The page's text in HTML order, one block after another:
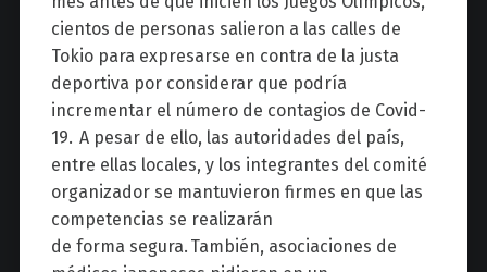
cientos de personas salieron a las calles de
Tokio para expresarse en contra de la justa
deportiva por considerar que podría
incrementar el número de contagios de Covid-
19. A pesar de ello, las autoridades del país,
entre ellas locales, y los integrantes del comité
organizador se mantuvieron firmes en que las
competencias se realizarán
de forma segura. También, asociaciones de